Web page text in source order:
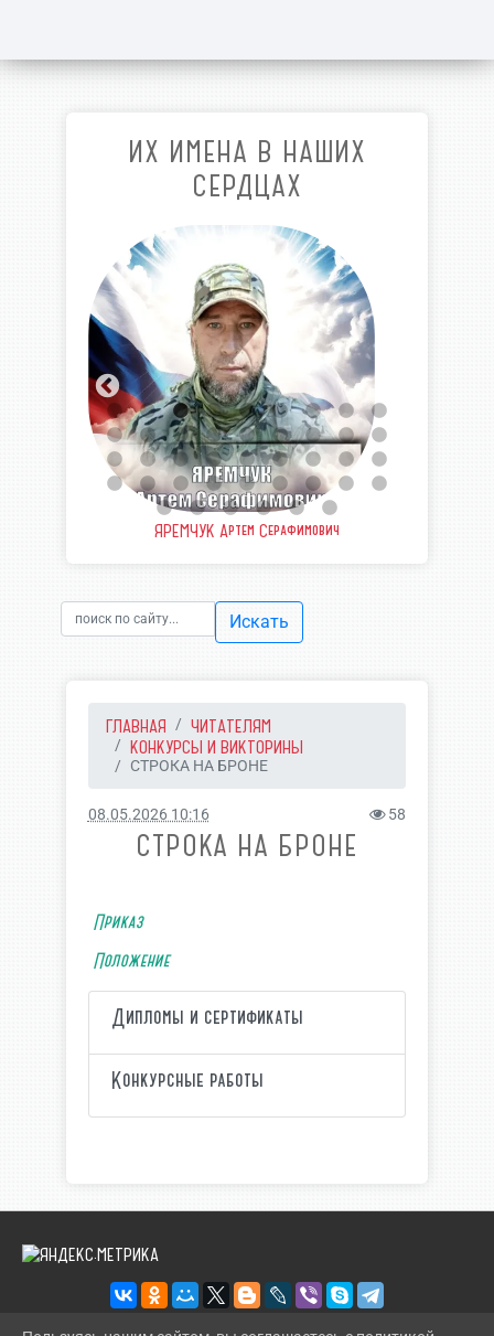
ИХ ИМЕНА В НАШИХ
СЕРДЦАХ
ЯРЕМЧУК Артем Серафимович
Искать
ГЛАВНАЯ
ЧИТАТЕЛЯМ
КОНКУРСЫ И ВИКТОРИНЫ
СТРОКА НА БРОНЕ
08.05.2026 10:16 58
СТРОКА НА БРОНЕ
Приказ
Положение
Дипломы и сертификаты
Конкурсные работы